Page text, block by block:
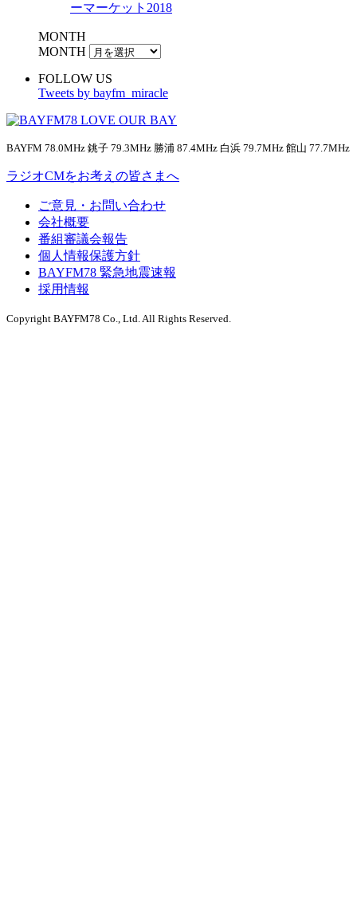
ーマーケット2018
MONTH
MONTH
FOLLOW US
Tweets by bayfm_miracle
BAYFM 78.0MHz 銚子 79.3MHz 勝浦 87.4MHz 白浜 79.7MHz 館山 77.7MHz
ラジオCMをお考えの皆さまへ
ご意見・お問い合わせ
会社概要
番組審議会報告
個人情報保護方針
BAYFM78 緊急地震速報
採用情報
Copyright BAYFM78 Co., Ltd. All Rights Reserved.